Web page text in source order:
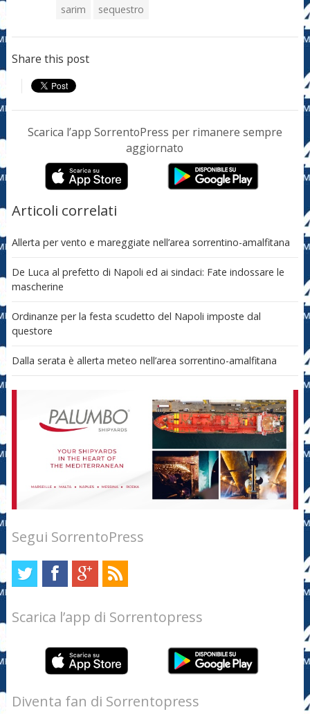
sarim
sequestro
Share this post
Scarica l’app SorrentoPress per rimanere sempre
aggiornato
Articoli correlati
Allerta per vento e mareggiate nell’area sorrentino-amalfitana
De Luca al prefetto di Napoli ed ai sindaci: Fate indossare le
mascherine
Ordinanze per la festa scudetto del Napoli imposte dal
questore
Dalla serata è allerta meteo nell’area sorrentino-amalfitana
Segui SorrentoPress
Scarica l’app di Sorrentopress
Diventa fan di Sorrentopress